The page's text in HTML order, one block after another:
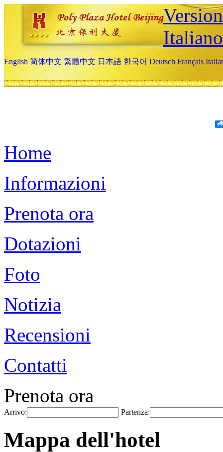
Italiano
English 简体中文 繁體中文 日本語 한국어 Deutsch Français
Home
Informazioni
Prenota ora
Dotazioni
Foto
Notizia
Recensioni
Contatti
Prenota ora
Arrivo: Partenza:
Mappa dell'hotel